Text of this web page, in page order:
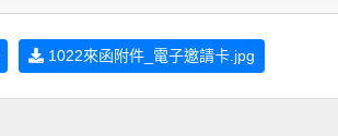
1022來函附件_電子邀請卡.jpg